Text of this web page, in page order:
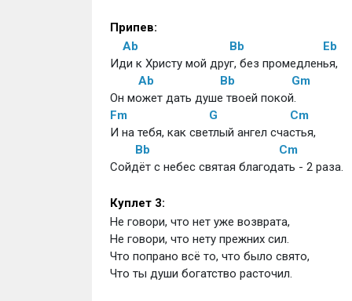
Припев:
Ab
Bb
Eb
Иди к Христу мой друг, без промедленья,
Ab
Bb
Gm
Он может дать душе твоей покой.
Fm
G
Cm
И на тебя, как светлый ангел счастья,
Bb
Cm
Сойдёт с небес святая благодать - 2 раза.
Куплет 3:
Не говори, что нет уже возврата,
Не говори, что нету прежних сил.
Что попрано всё то, что было свято,
Что ты души богатство расточил.